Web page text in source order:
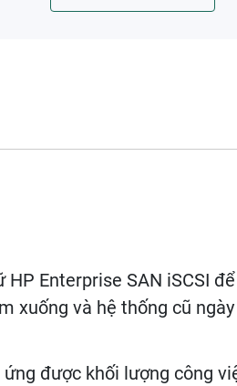
Enterprise SAN iSCSI
xuống và hệ thống cũ
được khối lượng công